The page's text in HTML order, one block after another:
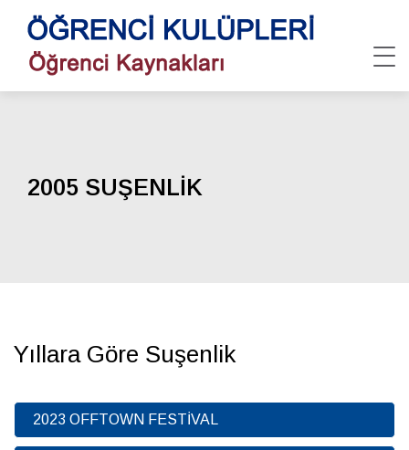
2005 SUŞENLİK
Yıllara Göre Suşenlik
2023 OFFTOWN FESTİVAL